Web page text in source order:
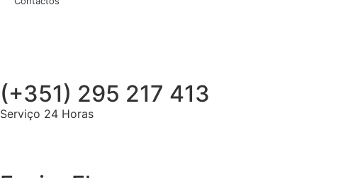
(+351) 295 217 413
Serviço 24 Horas